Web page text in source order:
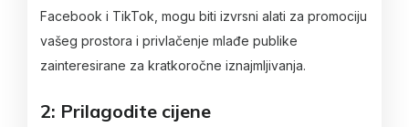
Facebook i TikTok, mogu biti izvrsni alati za promociju
vašeg prostora i privlačenje mlađe publike
zainteresirane za kratkoročne iznajmljivanja.
2: Prilagodite cijene